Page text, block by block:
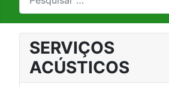
SERVIÇOS
ACÚSTICOS